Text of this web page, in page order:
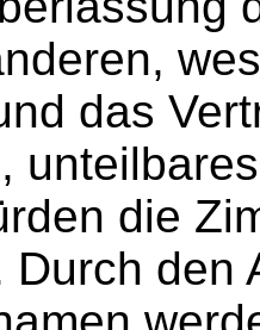
das
die
Durch den